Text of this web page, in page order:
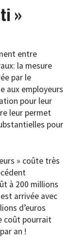
»
entre
la mesure
par le
aux employeurs
pour leur
leur permet
pour
» coûte très
à 200 millions
arrivée avec
d’euros
coût pourrait
an !